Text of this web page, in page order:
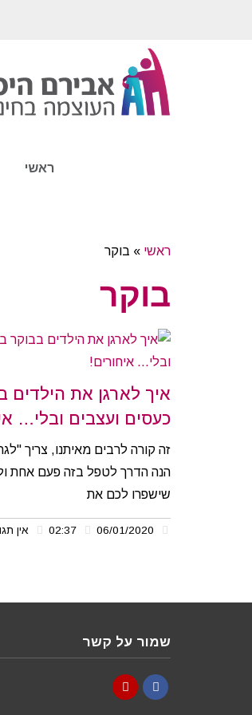
ראשי
ראשי » בוקר
בוקר
איך לארגן את הילדים
כעסים ועצבים ובלי…
זה קורה לרבים מאיתנו, צריך
שישפרו לכם את
אין
שמור על קשר